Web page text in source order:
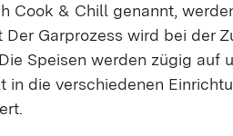
Cook & Chill genannt,
Garprozess wird bei der
Speisen werden zügig auf
die verschiedenen